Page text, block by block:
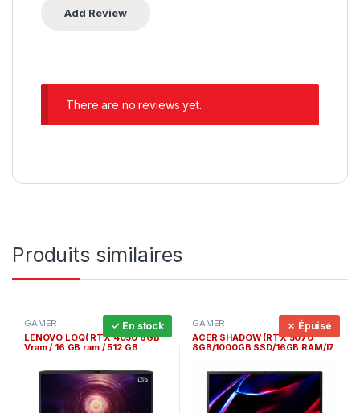
There are no reviews yet.
Produits similaires
✓ En stock
GAMER
LENOVO LOQ( RTX 4050 6GB
Vram / 16 GB ram / 512 GB
✗ Épuisé
GAMER
ACER SHADOW (RTX 5070
8GB/1000GB SSD/16GB RAM/I7